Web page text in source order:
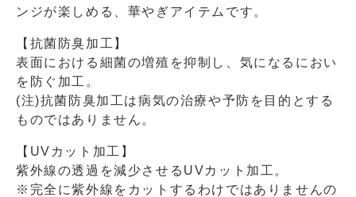
ンジが楽しめる、華やぎアイテムです。
【抗菌防臭加工】
表面における細菌の増殖を抑制し、気になるにおい
を防ぐ加工。
(注)抗菌防臭加工は病気の治療や予防を目的とする
ものではありません。
【UVカット加工】
紫外線の透過を減少させるUVカット加工。
※完全に紫外線をカットするわけではありませんの